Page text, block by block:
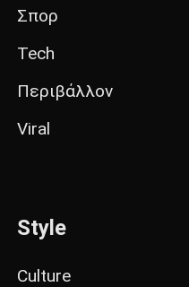
Σπορ
Tech
Περιβάλλον
Viral
Style
Culture